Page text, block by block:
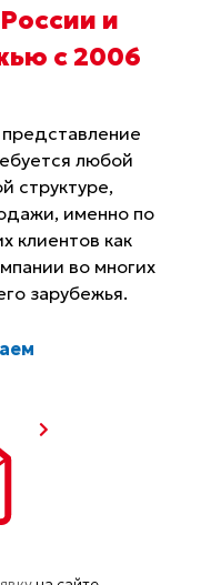
и
с 2006
любой
структуре,
именно по
клиентов как
во многих
зарубежья.